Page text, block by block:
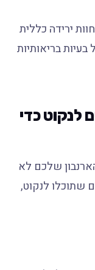
ירידה כללית
בריאותיות
לנקוט כדי
שלכם לא
שתוכלו לנקוט,